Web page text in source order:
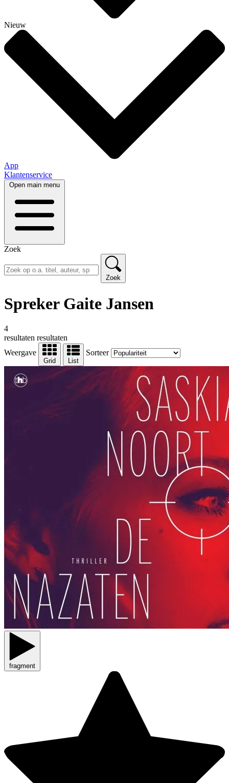
Nieuw
App
Klantenservice
Open main menu
Zoek
Zoek
Spreker Gaite Jansen
4
resultaten resultaten
Weergave
Grid List
Sorteer
fragment